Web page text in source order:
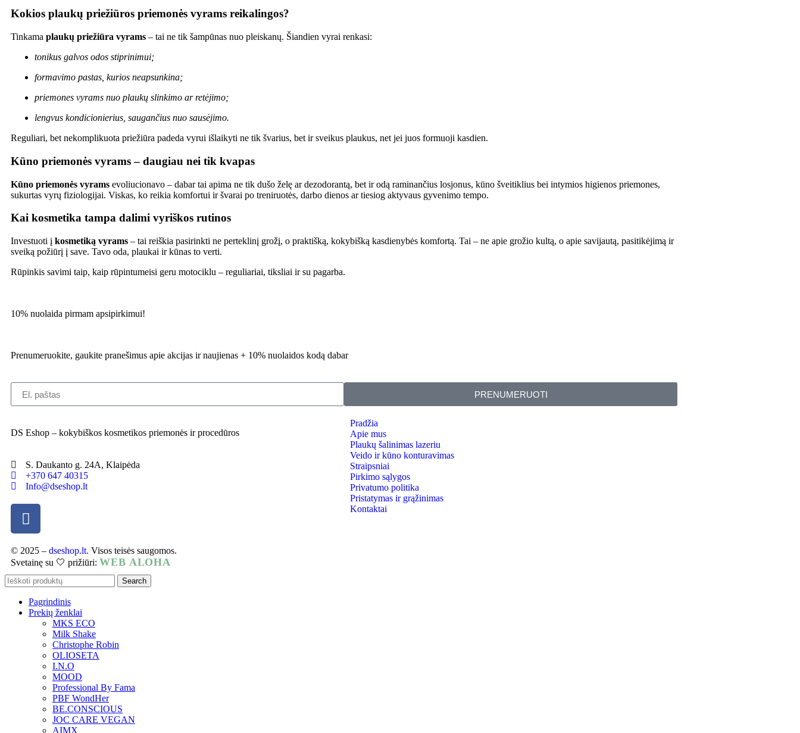
Kokios plaukų priežiūros priemonės vyrams reikalingos?
Tinkama plaukų priežiūra vyrams – tai ne tik šampūnas nuo pleiskanų. Šiandien vyrai renkasi:
tonikus galvos odos stiprinimui;
formavimo pastas, kurios neapsunkina;
priemones vyrams nuo plaukų slinkimo ar retėjimo;
lengvus kondicionierius, saugančius nuo sausėjimo.
Reguliari, bet nekomplikuota priežiūra padeda vyrui išlaikyti ne tik švarius, bet ir sveikus plaukus, net jei juos formuoji kasdien.
Kūno priemonės vyrams – daugiau nei tik kvapas
Kūno priemonės vyrams evoliucionavo – dabar tai apima ne tik dušo želę ar dezodorantą, bet ir odą raminančius losjonus, kūno šveitiklius bei intymios higienos priemones,
sukurtas vyrų fiziologijai. Viskas, ko reikia komfortui ir švarai po treniruotės, darbo dienos ar tiesiog aktyvaus gyvenimo tempo.
Kai kosmetika tampa dalimi vyriškos rutinos
Investuoti į kosmetiką vyrams – tai reiškia pasirinkti ne perteklinį grožį, o praktišką, kokybišką kasdienybės komfortą. Tai – ne apie grožio kultą, o apie savijautą, pasitikėjimą ir
sveiką požiūrį į save. Tavo oda, plaukai ir kūnas to verti.
Rūpinkis savimi taip, kaip rūpintumeisi geru motociklu – reguliariai, tiksliai ir su pagarba.
10% nuolaida pirmam apsipirkimui!
Prenumeruokite, gaukite pranešimus apie akcijas ir naujienas + 10% nuolaidos kodą dabar
PRENUMERUOTI
DS Eshop – kokybiškos kosmetikos priemonės ir procedūros
S. Daukanto g. 24A, Klaipėda
+370 647 40315
Info@dseshop.lt
Pradžia
Apie mus
Plaukų šalinimas lazeriu
Veido ir kūno konturavimas
Straipsniai
Pirkimo sąlygos
Privatumo politika
Pristatymas ir grąžinimas
Kontaktai
© 2025 – dseshop.lt. Visos teisės saugomos.
Svetainę su 🤍 prižiūri: WEB ALOHA
Search
Pagrindinis
Prekių ženklai
MKS ECO
Milk Shake
Christophe Robin
OLIOSETA
I.N.O
MOOD
Professional By Fama
PBF WondHer
BE.CONSCIOUS
JOC CARE VEGAN
AIMX